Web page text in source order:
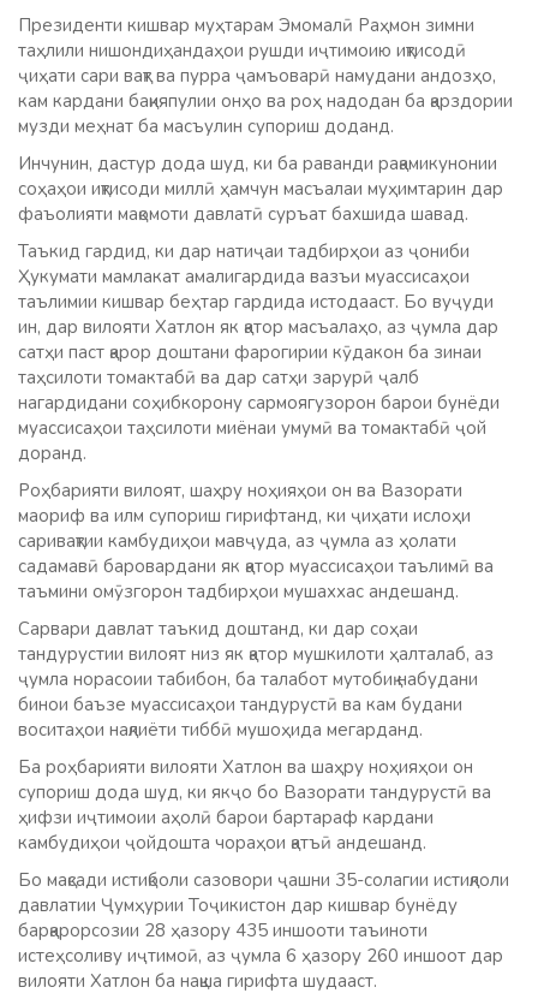
Президенти кишвар муҳтарам Эмомалӣ Раҳмон зимни
таҳлили нишондиҳандаҳои рушди иҷтимоию иқтисодӣ
ҷиҳати сари вақт ва пурра ҷамъоварӣ намудани андозҳо,
кам кардани бақияпулии онҳо ва роҳ надодан ба қарздории
музди меҳнат ба масъулин супориш доданд.
Инчунин, дастур дода шуд, ки ба раванди рақамикунонии
соҳаҳои иқтисоди миллӣ ҳамчун масъалаи муҳимтарин дар
фаъолияти мақомоти давлатӣ суръат бахшида шавад.
Таъкид гардид, ки дар натиҷаи тадбирҳои аз ҷониби
Ҳукумати мамлакат амалигардида вазъи муассисаҳои
таълимии кишвар беҳтар гардида истодааст. Бо вуҷуди
ин, дар вилояти Хатлон як қатор масъалаҳо, аз ҷумла дар
сатҳи паст қарор доштани фарогирии кӯдакон ба зинаи
таҳсилоти томактабӣ ва дар сатҳи зарурӣ ҷалб
нагардидани соҳибкорону сармоягузорон барои бунёди
муассисаҳои таҳсилоти миёнаи умумӣ ва томактабӣ ҷой
доранд.
Роҳбарияти вилоят, шаҳру ноҳияҳои он ва Вазорати
маориф ва илм супориш гирифтанд, ки ҷиҳати ислоҳи
саривақтии камбудиҳои мавҷуда, аз ҷумла аз ҳолати
садамавӣ баровардани як қатор муассисаҳои таълимӣ ва
таъмини омӯзгорон тадбирҳои мушаххас андешанд.
Сарвари давлат таъкид доштанд, ки дар соҳаи
тандурустии вилоят низ як қатор мушкилоти ҳалталаб, аз
ҷумла норасоии табибон, ба талабот мутобиқ набудани
бинои баъзе муассисаҳои тандурустӣ ва кам будани
воситаҳои нақлиёти тиббӣ мушоҳида мегарданд.
Ба роҳбарияти вилояти Хатлон ва шаҳру ноҳияҳои он
супориш дода шуд, ки якҷо бо Вазорати тандурустӣ ва
ҳифзи иҷтимоии аҳолӣ барои бартараф кардани
камбудиҳои ҷойдошта чораҳои қатъӣ андешанд.
Бо мақсади истиқболи сазовори ҷашни 35-солагии истиқлоли
давлатии Ҷумҳурии Тоҷикистон дар кишвар бунёду
барқарорсозии 28 ҳазору 435 иншооти таъиноти
истеҳсоливу иҷтимоӣ, аз ҷумла 6 ҳазору 260 иншоот дар
вилояти Хатлон ба нақша гирифта шудааст.